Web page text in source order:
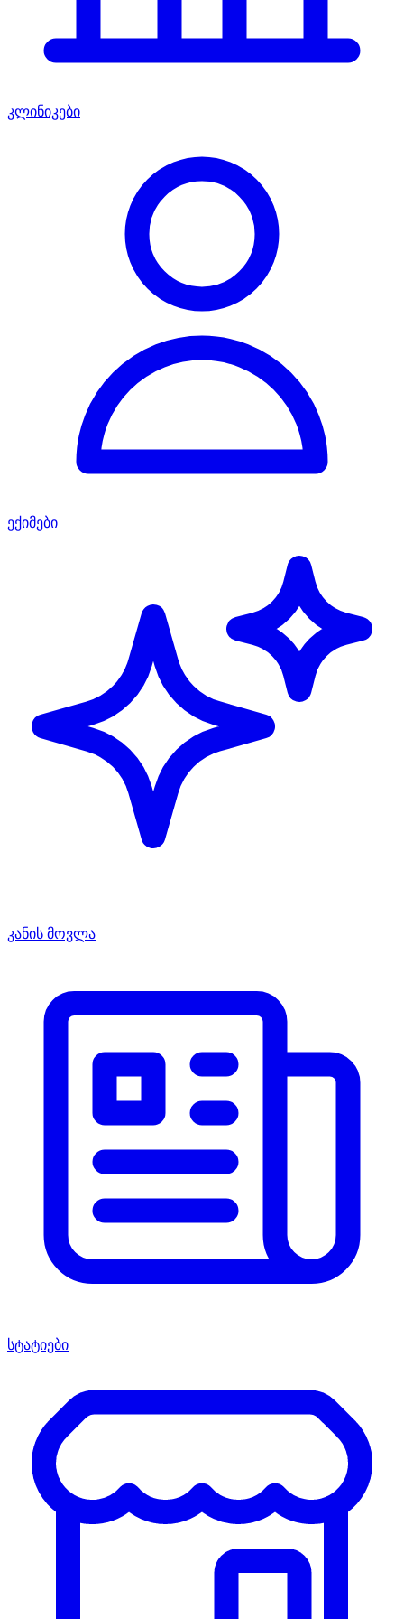
კლინიკები
ექიმები
კანის მოვლა
სტატიები